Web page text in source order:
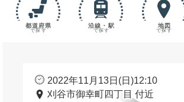
都道府県
で探す
沿線・駅
で探す
地図
で探す
2022年11月13日(日)12:10
刈谷市御幸町四丁目 付近